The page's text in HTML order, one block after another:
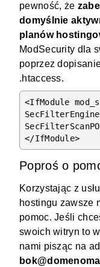
pewność, że
domyślnie
planów
ModSecurity dla
poprzez
.htaccess.
<IfModule
Poproś o
Korzystając z
hostingu zawsze
pomoc. Jeśli
swoich witryn to
nami pisząc na